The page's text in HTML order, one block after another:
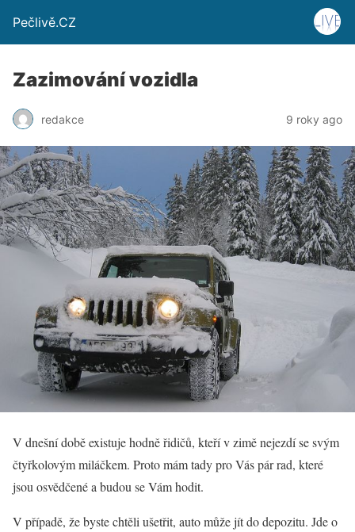
Pečlivě.CZ
Zazimování vozidla
redakce 9 roky ago
V dnešní době existuje hodně řidičů, kteří v zimě nejezdí se svým
čtyřkolovým miláčkem. Proto mám tady pro Vás pár rad, které
jsou osvědčené a budou se Vám hodit.
V případě, že byste chtěli ušetřit, auto může jít do depozitu. Jde o